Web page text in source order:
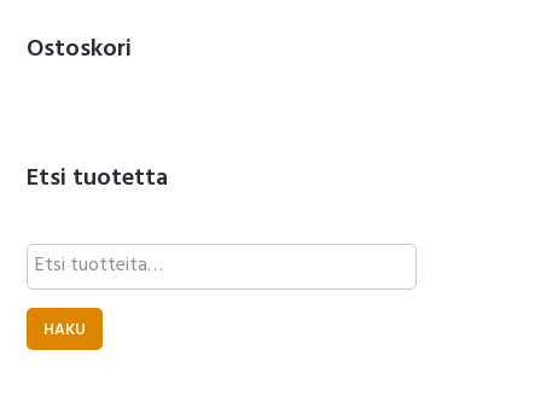
Ostoskori
Etsi tuotetta
Etsi:
HAKU